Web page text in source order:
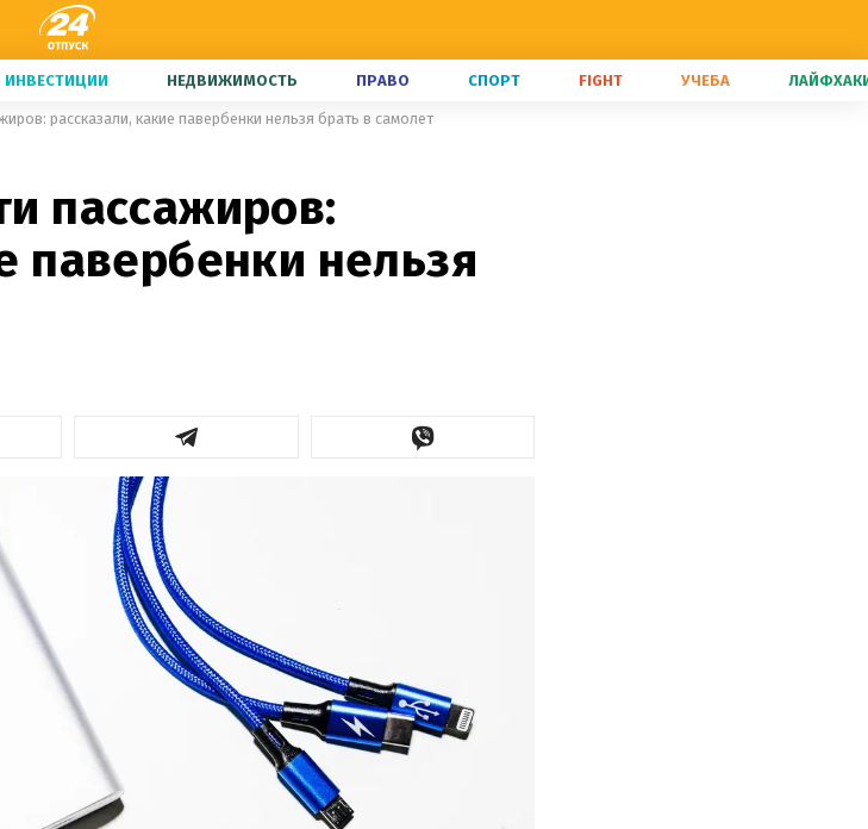
ИНВЕСТИЦИИ НЕДВИЖИМОСТЬ ПРАВО СПОРТ FIGHT УЧЕБА
рассказали, какие павербенки нельзя брать в самолет
пассажиров:
павербенки нельзя